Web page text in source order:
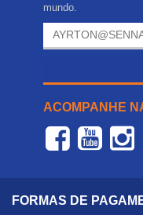
mundo.
ACOMPANHE
FORMAS DE